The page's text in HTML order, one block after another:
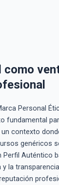
como
Personal
fundamental
contexto
genéricos
Auténtico
la